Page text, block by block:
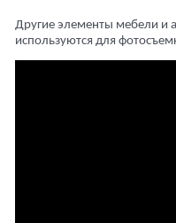
Другие элементы мебели и
используются для